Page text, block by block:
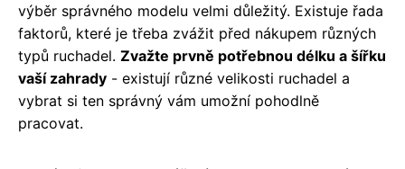
výběr správného modelu velmi důležitý. Existuje řada
faktorů, které je třeba zvážit před nákupem různých
typů ruchadel. Zvažte prvně potřebnou délku a šířku
vaší zahrady - existují různé velikosti ruchadel a
vybrat si ten správný vám umožní pohodlně
pracovat.